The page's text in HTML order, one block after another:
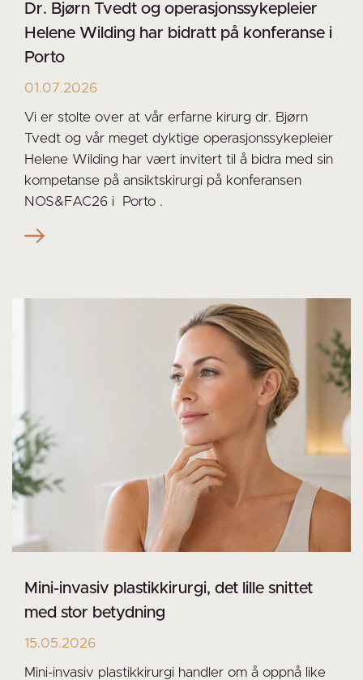
Dr. Bjørn Tvedt og operasjonssykepleier
Helene Wilding har bidratt på konferanse i
Porto
01.07.2026
Vi er stolte over at vår erfarne kirurg dr. Bjørn
Tvedt og vår meget dyktige operasjonssykepleier
Helene Wilding har vært invitert til å bidra med sin
kompetanse på ansiktskirurgi på konferansen
NOS&FAC26 i Porto .
Mini-invasiv plastikkirurgi, det lille snittet
med stor betydning
15.05.2026
Mini-invasiv plastikkirurgi handler om å oppnå like